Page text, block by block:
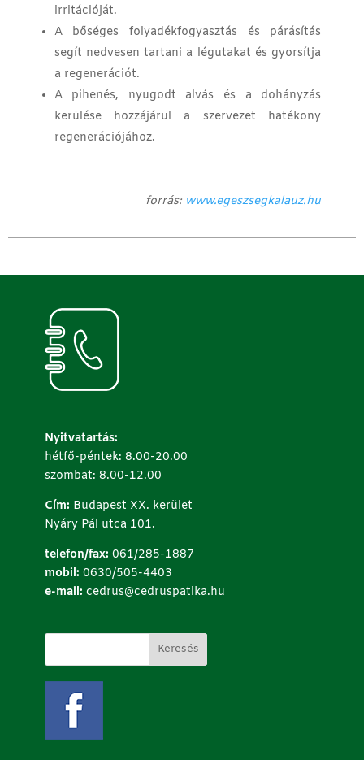
irritációját.
A bőséges folyadékfogyasztás és párásítás
segít nedvesen tartani a légutakat és gyorsítja
a regenerációt.
A pihenés, nyugodt alvás és a dohányzás
kerülése hozzájárul a szervezet hatékony
regenerációjához.
forrás: www.egeszsegkalauz.hu
Nyitvatartás:
hétfő-péntek: 8.00-20.00
szombat: 8.00-12.00
Cím: Budapest XX. kerület
Nyáry Pál utca 101.
telefon/fax: 061/285-1887
mobil: 0630/505-4403
e-mail: cedrus@cedruspatika.hu